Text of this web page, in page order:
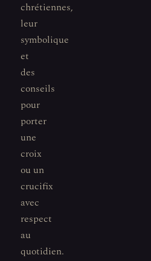
chrétiennes,
leur
symbolique
et
des
conseils
pour
porter
une
croix
ou un
crucifix
avec
respect
au
quotidien.